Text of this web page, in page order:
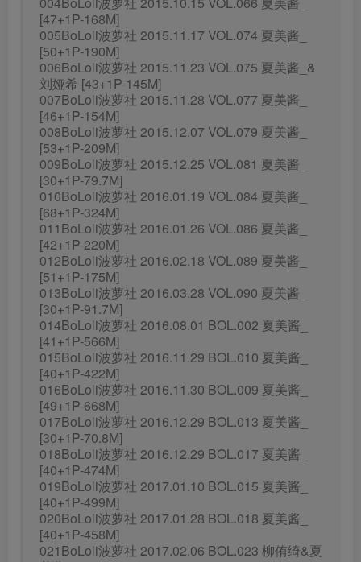
[47+1P-168M]
005BoLoli波萝社 2015.11.17 VOL.074 夏美酱_
[50+1P-190M]
006BoLoli波萝社 2015.11.23 VOL.075 夏美酱_&
刘娅希 [43+1P-145M]
007BoLoli波萝社 2015.11.28 VOL.077 夏美酱_
[46+1P-154M]
008BoLoli波萝社 2015.12.07 VOL.079 夏美酱_
[53+1P-209M]
009BoLoli波萝社 2015.12.25 VOL.081 夏美酱_
[30+1P-79.7M]
010BoLoli波萝社 2016.01.19 VOL.084 夏美酱_
[68+1P-324M]
011BoLoli波萝社 2016.01.26 VOL.086 夏美酱_
[42+1P-220M]
012BoLoli波萝社 2016.02.18 VOL.089 夏美酱_
[51+1P-175M]
013BoLoli波萝社 2016.03.28 VOL.090 夏美酱_
[30+1P-91.7M]
014BoLoli波萝社 2016.08.01 BOL.002 夏美酱_
[41+1P-566M]
015BoLoli波萝社 2016.11.29 BOL.010 夏美酱_
[40+1P-422M]
016BoLoli波萝社 2016.11.30 BOL.009 夏美酱_
[49+1P-668M]
017BoLoli波萝社 2016.12.29 BOL.013 夏美酱_
[30+1P-70.8M]
018BoLoli波萝社 2016.12.29 BOL.017 夏美酱_
[40+1P-474M]
019BoLoli波萝社 2017.01.10 BOL.015 夏美酱_
[40+1P-499M]
020BoLoli波萝社 2017.01.28 BOL.018 夏美酱_
[40+1P-458M]
021BoLoli波萝社 2017.02.06 BOL.023 柳侑绮&夏